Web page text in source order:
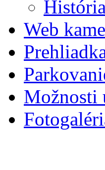
Web
Možnosti